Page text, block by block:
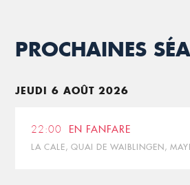
PROCHAINES
JEUDI 6 AOÛT 2026
22:00 EN FANFARE
LA CALE, QUAI DE WAIBLINGEN,